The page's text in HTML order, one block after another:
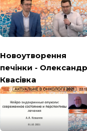
Новоутворення
печінки - Олександр
Квасівка